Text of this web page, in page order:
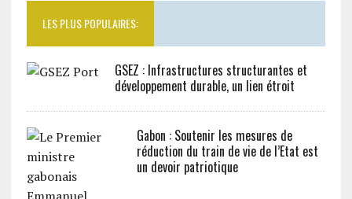
LES PLUS POPULAIRES:
GSEZ : Infrastructures structurantes et
développement durable, un lien étroit
Gabon : Soutenir les mesures de
réduction du train de vie de l’Etat est
un devoir patriotique